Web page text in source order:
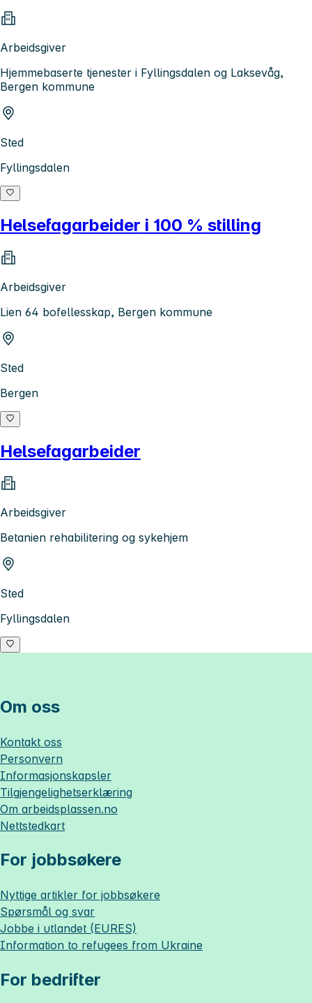
Arbeidsgiver
Hjemmebaserte tjenester i Fyllingsdalen og Laksevåg,
Bergen kommune
Sted
Fyllingsdalen
Helsefagarbeider i 100 % stilling
Arbeidsgiver
Lien 64 bofellesskap, Bergen kommune
Sted
Bergen
Helsefagarbeider
Arbeidsgiver
Betanien rehabilitering og sykehjem
Sted
Fyllingsdalen
Om oss
Kontakt oss
Personvern
Informasjonskapsler
Tilgjengelighetserklæring
Om arbeidsplassen.no
Nettstedkart
For jobbsøkere
Nyttige artikler for jobbsøkere
Spørsmål og svar
Jobbe i utlandet (EURES)
Information to refugees from Ukraine
For bedrifter